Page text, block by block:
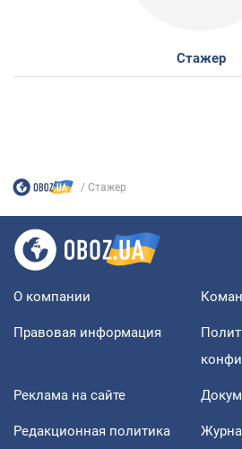
Стажер
Стажер
О компании
Правовая информация
Реклама на сайте
Редакционная политика